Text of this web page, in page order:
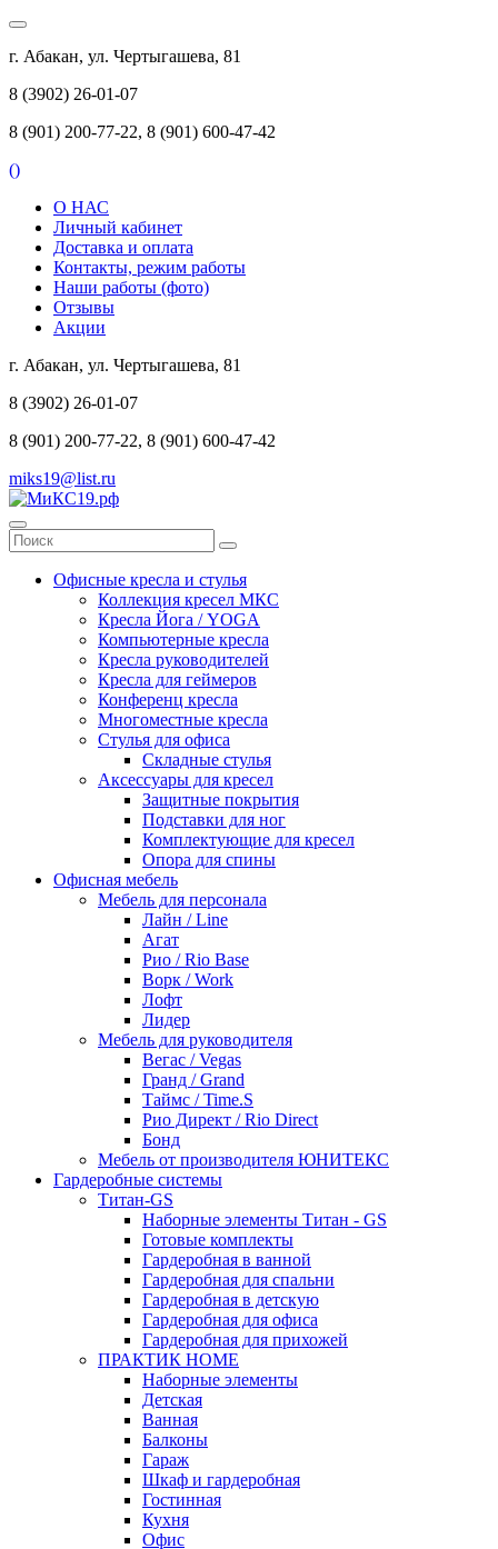
г. Абакан, ул. Чертыгашева, 81
8 (3902) 26-01-07
8 (901) 200-77-22, 8 (901) 600-47-42
()
О НАС
Личный кабинет
Доставка и оплата
Контакты, режим работы
Наши работы (фото)
Отзывы
Акции
г. Абакан, ул. Чертыгашева, 81
8 (3902) 26-01-07
8 (901) 200-77-22, 8 (901) 600-47-42
miks19@list.ru
Офисные кресла и стулья
Коллекция кресел МКС
Кресла Йога / YOGA
Компьютерные кресла
Кресла руководителей
Кресла для геймеров
Конференц кресла
Многоместные кресла
Стулья для офиса
Складные стулья
Аксессуары для кресел
Защитные покрытия
Подставки для ног
Комплектующие для кресел
Опора для спины
Офисная мебель
Мебель для персонала
Лайн / Line
Агат
Рио / Rio Base
Ворк / Work
Лофт
Лидер
Мебель для руководителя
Вегас / Vegas
Гранд / Grand
Таймс / Time.S
Рио Директ / Rio Direct
Бонд
Мебель от производителя ЮНИТЕКС
Гардеробные системы
Титан-GS
Наборные элементы Титан - GS
Готовые комплекты
Гардеробная в ванной
Гардеробная для спальни
Гардеробная в детскую
Гардеробная для офиса
Гардеробная для прихожей
ПРАКТИК HOME
Наборные элементы
Детская
Ванная
Балконы
Гараж
Шкаф и гардеробная
Гостинная
Кухня
Офис